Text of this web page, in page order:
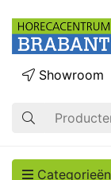
Zoek op
Showroom
Categorieën